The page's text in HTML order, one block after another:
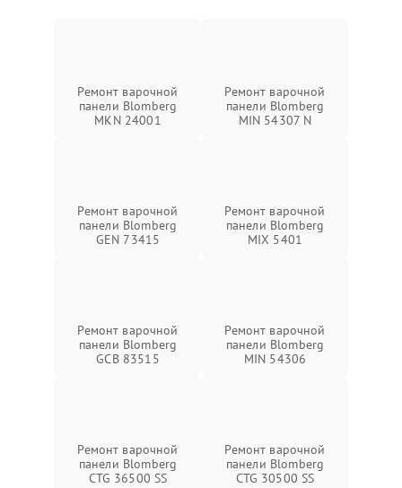
Ремонт варочной
панели Blomberg
MKN 24001
Ремонт варочной
панели Blomberg
MIN 54307 N
Ремонт варочной
панели Blomberg
GEN 73415
Ремонт варочной
панели Blomberg
MIX 5401
Ремонт варочной
панели Blomberg
GCB 83515
Ремонт варочной
панели Blomberg
MIN 54306
Ремонт варочной
панели Blomberg
CTG 36500 SS
Ремонт варочной
панели Blomberg
CTG 30500 SS